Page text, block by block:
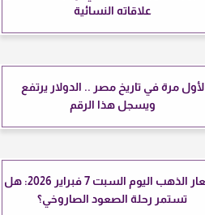
علاقاته النسائية
لأول مرة في تاريخ مصر .. الدولار يرتفع
ويسجل هذا الرقم
أسعار الذهب اليوم السبت 7 فبراير 2026: هل
تستمر رحلة الصعود الصاروخي؟